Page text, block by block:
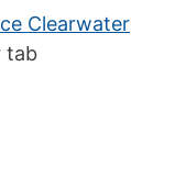
Clearwater
tab